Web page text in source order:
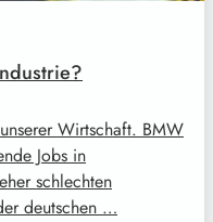
Wirtschaft. BMW
Jobs in
schlechten
deutschen …